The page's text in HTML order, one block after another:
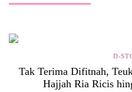
D-
Tak Terima Difitnah,
Hajjah Ria Ricis